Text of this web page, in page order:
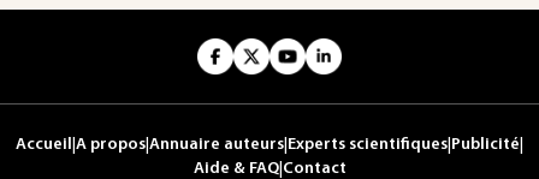
Accueil A propos Annuaire auteurs Experts scientifiques Publicité
Aide & FAQ| Contact